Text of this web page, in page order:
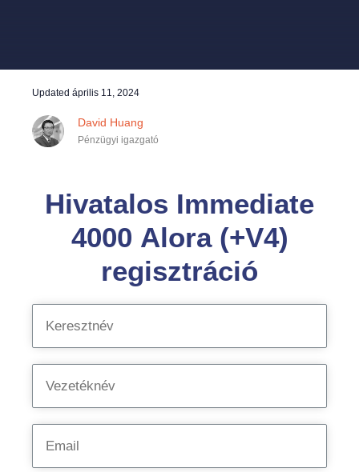
Updated április 11, 2024
David Huang
Pénzügyi igazgató
Hivatalos Immediate
4000 Alora (+V4)
regisztráció